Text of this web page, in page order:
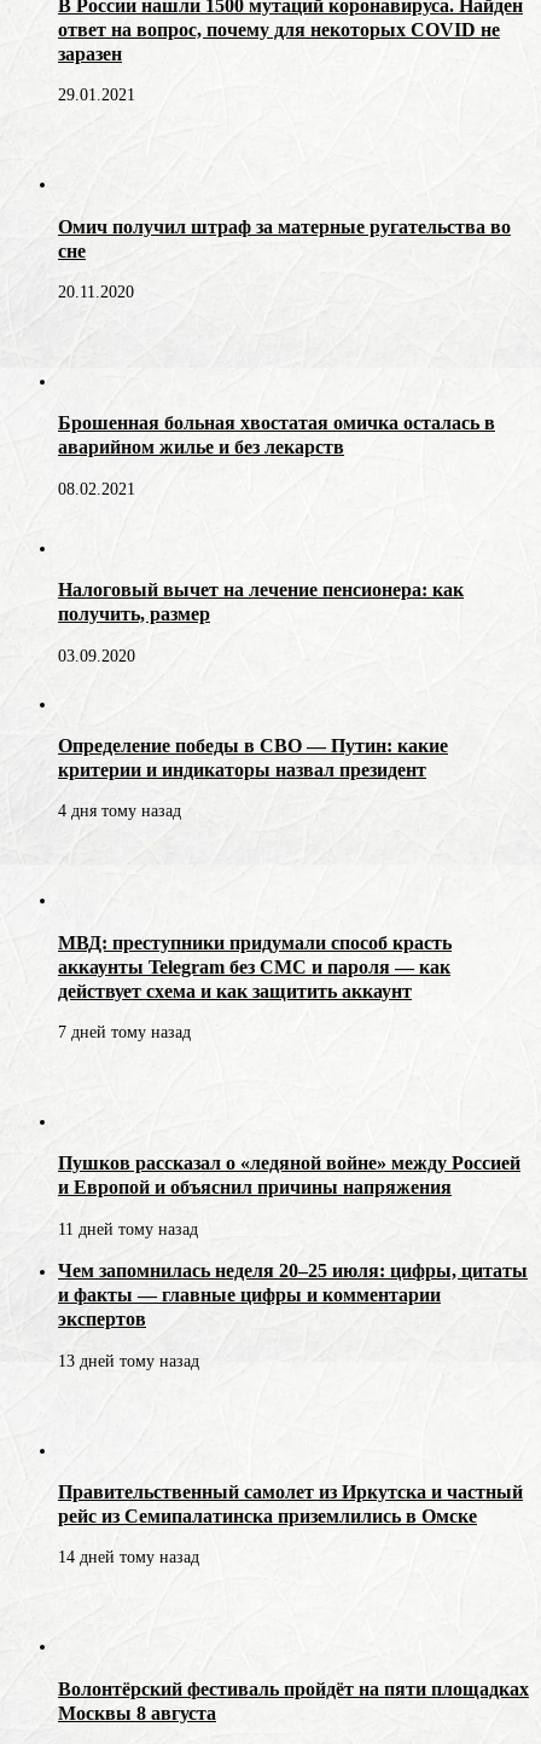
В России нашли 1500 мутаций коронавируса. Найден
ответ на вопрос, почему для некоторых COVID не
заразен
29.01.2021
Омич получил штраф за матерные ругательства во
сне
20.11.2020
Брошенная больная хвостатая омичка осталась в
аварийном жилье и без лекарств
08.02.2021
Налоговый вычет на лечение пенсионера: как
получить, размер
03.09.2020
Определение победы в СВО — Путин: какие
критерии и индикаторы назвал президент
4 дня тому назад
МВД: преступники придумали способ красть
аккаунты Telegram без СМС и пароля — как
действует схема и как защитить аккаунт
7 дней тому назад
Пушков рассказал о «ледяной войне» между Россией
и Европой и объяснил причины напряжения
11 дней тому назад
Чем запомнилась неделя 20–25 июля: цифры, цитаты
и факты — главные цифры и комментарии
экспертов
13 дней тому назад
Правительственный самолет из Иркутска и частный
рейс из Семипалатинска приземлились в Омске
14 дней тому назад
Волонтёрский фестиваль пройдёт на пяти площадках
Москвы 8 августа